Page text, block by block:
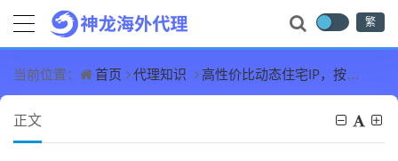
繁
当前位置： 首页 代理知识 高性价比动态住宅IP，按需挑选逻辑与场景适配思路
正文